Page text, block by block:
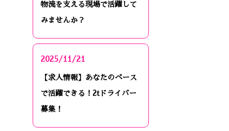
物流を支える現場で活躍して
みませんか？
2025/11/21
【求人情報】あなたのペース
で活躍できる！2tドライバー
募集！